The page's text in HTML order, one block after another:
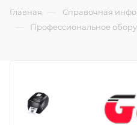
Главная — Справочная
— Профессиональное